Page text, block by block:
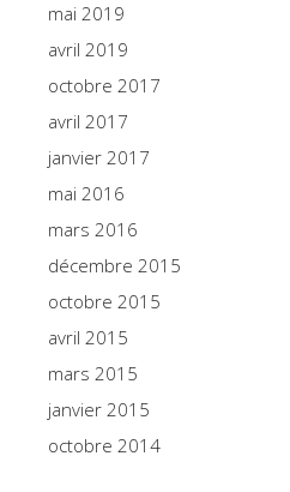
mai 2019
avril 2019
octobre 2017
avril 2017
janvier 2017
mai 2016
mars 2016
décembre 2015
octobre 2015
avril 2015
mars 2015
janvier 2015
octobre 2014